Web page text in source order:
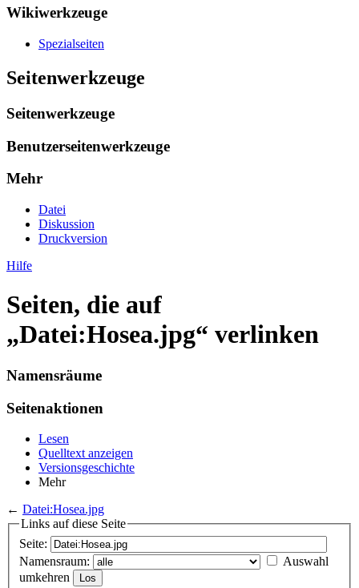
Wikiwerkzeuge
Spezialseiten
Seitenwerkzeuge
Seitenwerkzeuge
Benutzerseitenwerkzeuge
Mehr
Datei
Diskussion
Druckversion
Hilfe
Seiten, die auf
„Datei:Hosea.jpg“ verlinken
Namensräume
Seitenaktionen
Lesen
Quelltext anzeigen
Versionsgeschichte
Mehr
← Datei:Hosea.jpg
Links auf diese Seite
Seite:
Namensraum:
Auswahl
umkehren